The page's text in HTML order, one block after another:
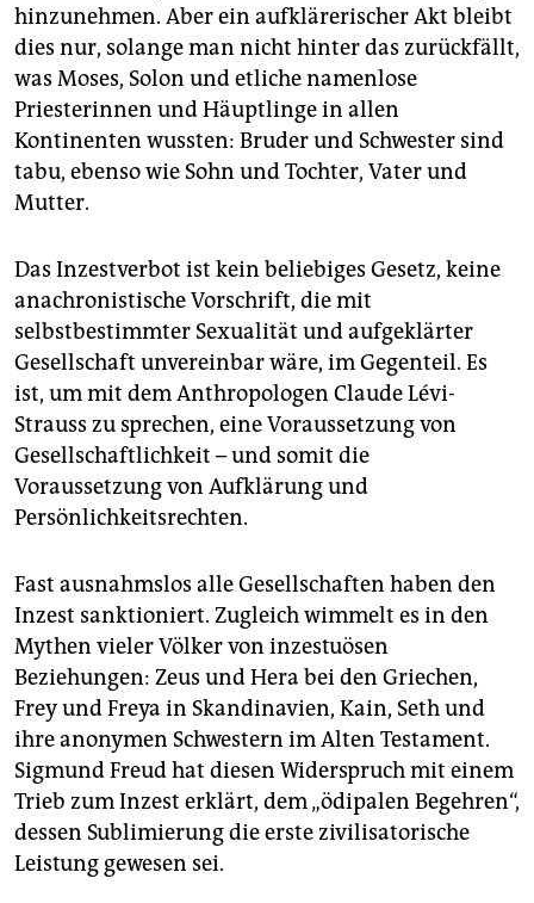
hinzunehmen. Aber ein aufklärerischer Akt bleibt
dies nur, solange man nicht hinter das zurückfällt,
was Moses, Solon und etliche namenlose
Priesterinnen und Häuptlinge in allen
Kontinenten wussten: Bruder und Schwester sind
tabu, ebenso wie Sohn und Tochter, Vater und
Mutter.
Das Inzestverbot ist kein beliebiges Gesetz, keine
anachronistische Vorschrift, die mit
selbstbestimmter Sexualität und aufgeklärter
Gesellschaft unvereinbar wäre, im Gegenteil. Es
ist, um mit dem Anthropologen Claude Lévi-
Strauss zu sprechen, eine Voraussetzung von
Gesellschaftlichkeit – und somit die
Voraussetzung von Aufklärung und
Persönlichkeitsrechten.
Fast ausnahmslos alle Gesellschaften haben den
Inzest sanktioniert. Zugleich wimmelt es in den
Mythen vieler Völker von inzestuösen
Beziehungen: Zeus und Hera bei den Griechen,
Frey und Freya in Skandinavien, Kain, Seth und
ihre anonymen Schwestern im Alten Testament.
Sigmund Freud hat diesen Widerspruch mit einem
Trieb zum Inzest erklärt, dem „ödipalen Begehren“,
dessen Sublimierung die erste zivilisatorische
Leistung gewesen sei.